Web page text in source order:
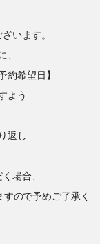
います。
、
約希望日】
よう
返し
場合、
ので予めご了承く